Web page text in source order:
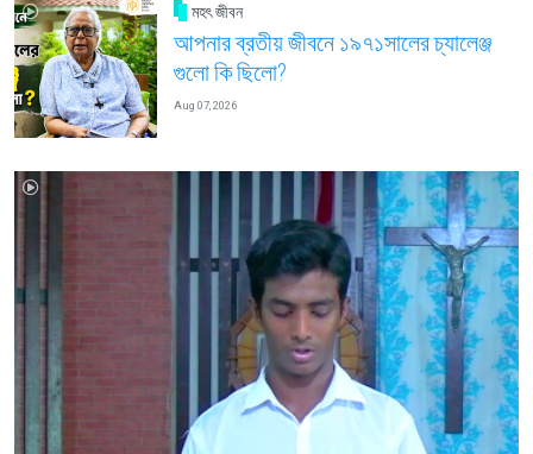
মহৎ জীবন
আপনার ব্রতীয় জীবনে ১৯৭১সালের চ্যালেঞ্জ
গুলো কি ছিলো?
Aug 07, 2026